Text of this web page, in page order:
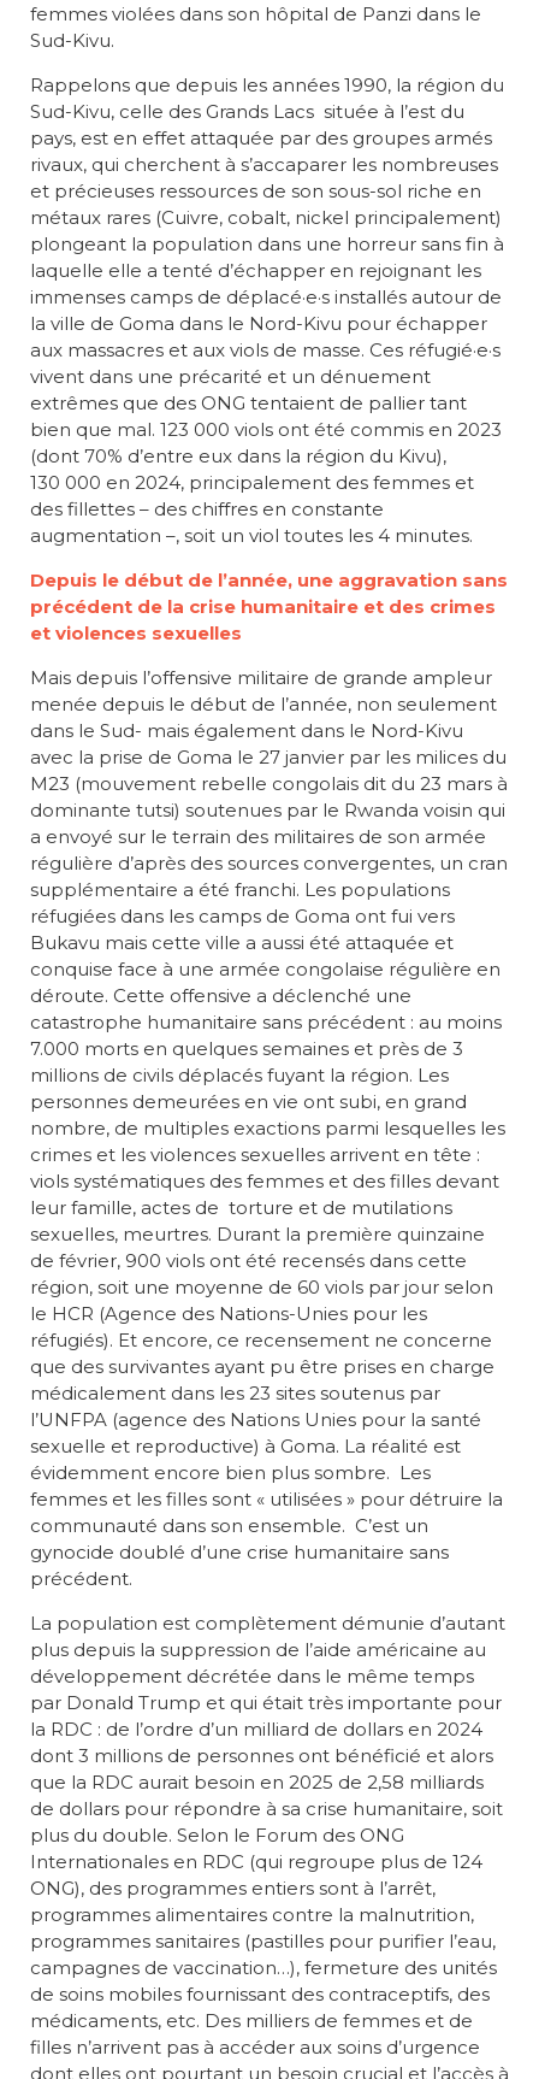
femmes violées dans son hôpital de Panzi dans le
Sud-Kivu.
Rappelons que depuis les années 1990, la région du
Sud-Kivu, celle des Grands Lacs située à l’est du
pays, est en effet attaquée par des groupes armés
rivaux, qui cherchent à s’accaparer les nombreuses
et précieuses ressources de son sous-sol riche en
métaux rares (Cuivre, cobalt, nickel principalement)
plongeant la population dans une horreur sans fin à
laquelle elle a tenté d’échapper en rejoignant les
immenses camps de déplacé·e·s installés autour de
la ville de Goma dans le Nord-Kivu pour échapper
aux massacres et aux viols de masse. Ces réfugié·e·s
vivent dans une précarité et un dénuement
extrêmes que des ONG tentaient de pallier tant
bien que mal. 123 000 viols ont été commis en 2023
(dont 70% d’entre eux dans la région du Kivu),
130 000 en 2024, principalement des femmes et
des fillettes – des chiffres en constante
augmentation –, soit un viol toutes les 4 minutes.
Depuis le début de l’année, une aggravation sans
précédent de la crise humanitaire et des crimes
et violences sexuelles
Mais depuis l’offensive militaire de grande ampleur
menée depuis le début de l’année, non seulement
dans le Sud- mais également dans le Nord-Kivu
avec la prise de Goma le 27 janvier par les milices du
M23 (mouvement rebelle congolais dit du 23 mars à
dominante tutsi) soutenues par le Rwanda voisin qui
a envoyé sur le terrain des militaires de son armée
régulière d’après des sources convergentes, un cran
supplémentaire a été franchi. Les populations
réfugiées dans les camps de Goma ont fui vers
Bukavu mais cette ville a aussi été attaquée et
conquise face à une armée congolaise régulière en
déroute. Cette offensive a déclenché une
catastrophe humanitaire sans précédent : au moins
7.000 morts en quelques semaines et près de 3
millions de civils déplacés fuyant la région. Les
personnes demeurées en vie ont subi, en grand
nombre, de multiples exactions parmi lesquelles les
crimes et les violences sexuelles arrivent en tête :
viols systématiques des femmes et des filles devant
leur famille, actes de torture et de mutilations
sexuelles, meurtres. Durant la première quinzaine
de février, 900 viols ont été recensés dans cette
région, soit une moyenne de 60 viols par jour selon
le HCR (Agence des Nations-Unies pour les
réfugiés). Et encore, ce recensement ne concerne
que des survivantes ayant pu être prises en charge
médicalement dans les 23 sites soutenus par
l’UNFPA (agence des Nations Unies pour la santé
sexuelle et reproductive) à Goma. La réalité est
évidemment encore bien plus sombre. Les
femmes et les filles sont « utilisées » pour détruire la
communauté dans son ensemble. C’est un
gynocide doublé d’une crise humanitaire sans
précédent.
La population est complètement démunie d’autant
plus depuis la suppression de l’aide américaine au
développement décrétée dans le même temps
par Donald Trump et qui était très importante pour
la RDC : de l’ordre d’un milliard de dollars en 2024
dont 3 millions de personnes ont bénéficié et alors
que la RDC aurait besoin en 2025 de 2,58 milliards
de dollars pour répondre à sa crise humanitaire, soit
plus du double. Selon le Forum des ONG
Internationales en RDC (qui regroupe plus de 124
ONG), des programmes entiers sont à l’arrêt,
programmes alimentaires contre la malnutrition,
programmes sanitaires (pastilles pour purifier l’eau,
campagnes de vaccination…), fermeture des unités
de soins mobiles fournissant des contraceptifs, des
médicaments, etc. Des milliers de femmes et de
filles n’arrivent pas à accéder aux soins d’urgence
dont elles ont pourtant un besoin crucial et l’accès à